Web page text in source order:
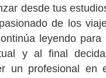
desde tus
de los
leyendo
y al final
un profesional en